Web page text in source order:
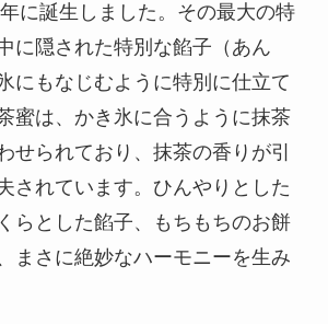
に誕生しました。その最大の特
に隠された特別な餡子（あん
にもなじむように特別に仕立て
蜜は、かき氷に合うように抹茶
せられており、抹茶の香りが引
されています。ひんやりとした
らとした餡子、もちもちのお餅
まさに絶妙なハーモニーを生み